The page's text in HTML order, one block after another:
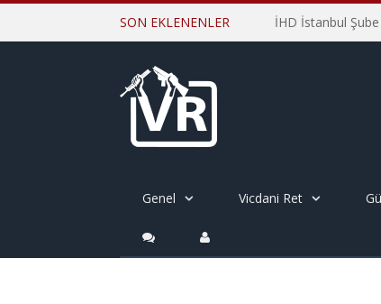
SON EKLENENLER
Genel Vicdani Ret